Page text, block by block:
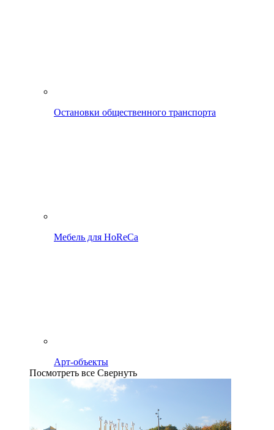
Остановки общественного транспорта
Мебель для HoReCa
Арт-объекты
Посмотреть все Свернуть